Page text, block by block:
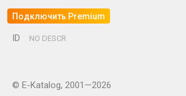
Подключить Premium
ID NO DESCR
© E-Katalog, 2001—2026